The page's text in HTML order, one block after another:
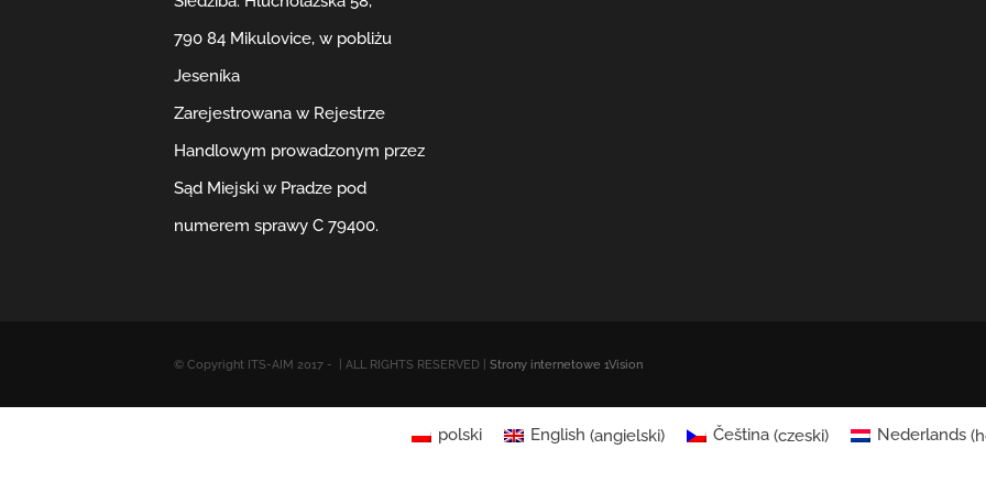
790 84 Mikulovice, w pobliżu
Jeseníka
Zarejestrowana w Rejestrze
Handlowym prowadzonym przez
Sąd Miejski w Pradze pod
numerem sprawy C 79400.
© Copyright ITS-AIM 2017 - | ALL RIGHTS RESERVED |Strony internetowe 1Vision
polski English (angielski) Čeština(czeski) Nederlands(